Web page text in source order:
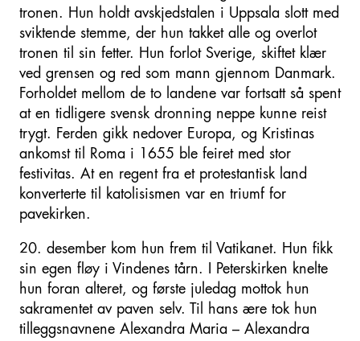
tronen. Hun holdt avskjedstalen i Uppsala slott med
sviktende stemme, der hun takket alle og overlot
tronen til sin fetter. Hun forlot Sverige, skiftet klær
ved grensen og red som mann gjennom Danmark.
Forholdet mellom de to landene var fortsatt så spent
at en tidligere svensk dronning neppe kunne reist
trygt. Ferden gikk nedover Europa, og Kristinas
ankomst til Roma i 1655 ble feiret med stor
festivitas. At en regent fra et protestantisk land
konverterte til katolisismen var en triumf for
pavekirken.
20. desember kom hun frem til Vatikanet. Hun fikk
sin egen fløy i Vindenes tårn. I Peterskirken knelte
hun foran alteret, og første juledag mottok hun
sakramentet av paven selv. Til hans ære tok hun
tilleggsnavnene Alexandra Maria – Alexandra